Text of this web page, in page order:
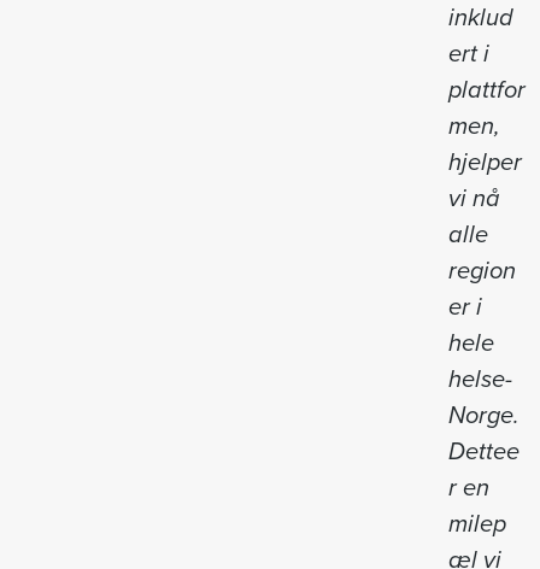
inklud
ert i
plattfor
men,
hjelper
vi nå
alle
region
er i
hele
helse-
Norge.
Dettee
r en
milep
æl vi